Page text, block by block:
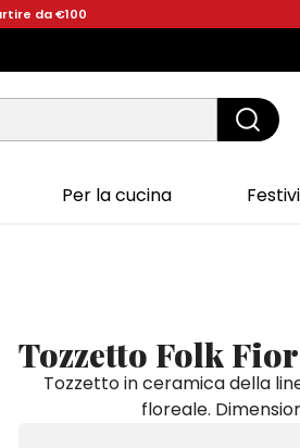
da €100
Per la cucina
Tozzetto Folk
Tozzetto in ceramica della
floreale.